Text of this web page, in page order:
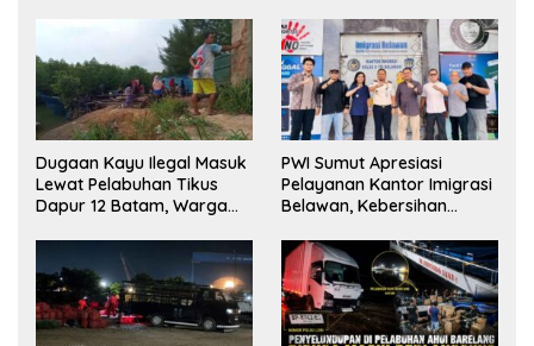
Dugaan Kayu Ilegal Masuk
Lewat Pelabuhan Tikus
Dapur 12 Batam, Warga
Pengecekan
PWI Sumut Apresiasi
Pelayanan Kantor Imigrasi
Belawan, Kebersihan